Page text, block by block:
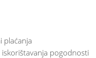
plaćanja
iskorištavanja pogodnosti